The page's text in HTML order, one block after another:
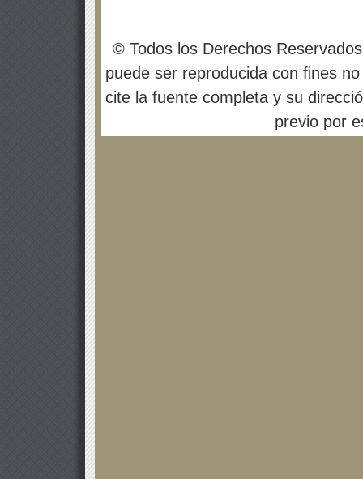
© Todos los Derechos
puede ser reproducida con fines
cite la fuente completa y su
previo por